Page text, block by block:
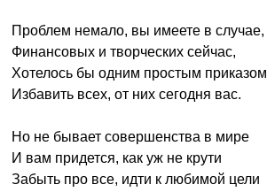
Проблем немало, вы имеете в случае,
Финансовых и творческих сейчас,
Хотелось бы одним простым приказом
Избавить всех, от них сегодня вас.
Но не бывает совершенства в мире
И вам придется, как уж не крути
Забыть про все, идти к любимой цели